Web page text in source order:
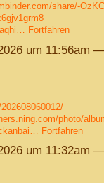
share/-
Fortfahren
um 11:56am
photo/
Fortfahren
um 11:32am